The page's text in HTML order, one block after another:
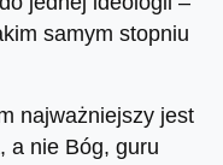
samym stopniu
najważniejszy jest
a nie Bóg, guru